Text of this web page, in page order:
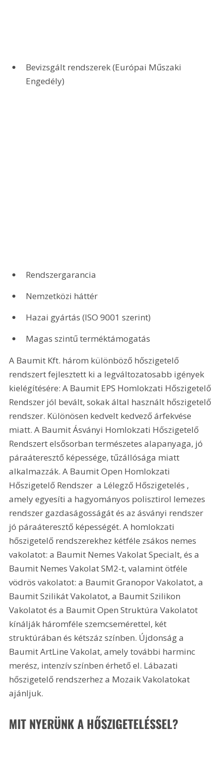
Bevizsgált rendszerek (Európai Műszaki
Engedély)
Rendszergarancia
Nemzetközi háttér
Hazai gyártás (ISO 9001 szerint)
Magas szintű terméktámogatás
A Baumit Kft. három különböző hőszigetelő
rendszert fejlesztett ki a legváltozatosabb igények
kielégítésére: A Baumit EPS Homlokzati Hőszigetelő
Rendszer jól bevált, sokak által használt hőszigetelő
rendszer. Különösen kedvelt kedvező árfekvése
miatt. A Baumit Ásványi Homlokzati Hőszigetelő
Rendszert elsősorban természetes alapanyaga, jó
páraáteresztő képessége, tűzállósága miatt
alkalmazzák. A Baumit Open Homlokzati
Hőszigetelő Rendszer  a Lélegző Hőszigetelés ,
amely egyesíti a hagyományos polisztirol lemezes
rendszer gazdaságosságát és az ásványi rendszer
jó páraáteresztő képességét. A homlokzati
hőszigetelő rendszerekhez kétféle zsákos nemes
vakolatot: a Baumit Nemes Vakolat Specialt, és a
Baumit Nemes Vakolat SM2-t, valamint ötféle
vödrös vakolatot: a Baumit Granopor Vakolatot, a
Baumit Szilikát Vakolatot, a Baumit Szilikon
Vakolatot és a Baumit Open Struktúra Vakolatot
kínálják háromféle szemcsemérettel, két
struktúrában és kétszáz színben. Újdonság a
Baumit ArtLine Vakolat, amely további harminc
merész, intenzív színben érhető el. Lábazati
hőszigetelő rendszerhez a Mozaik Vakolatokat
ajánljuk.
MIT NYERÜNK A HŐSZIGETELÉSSEL?